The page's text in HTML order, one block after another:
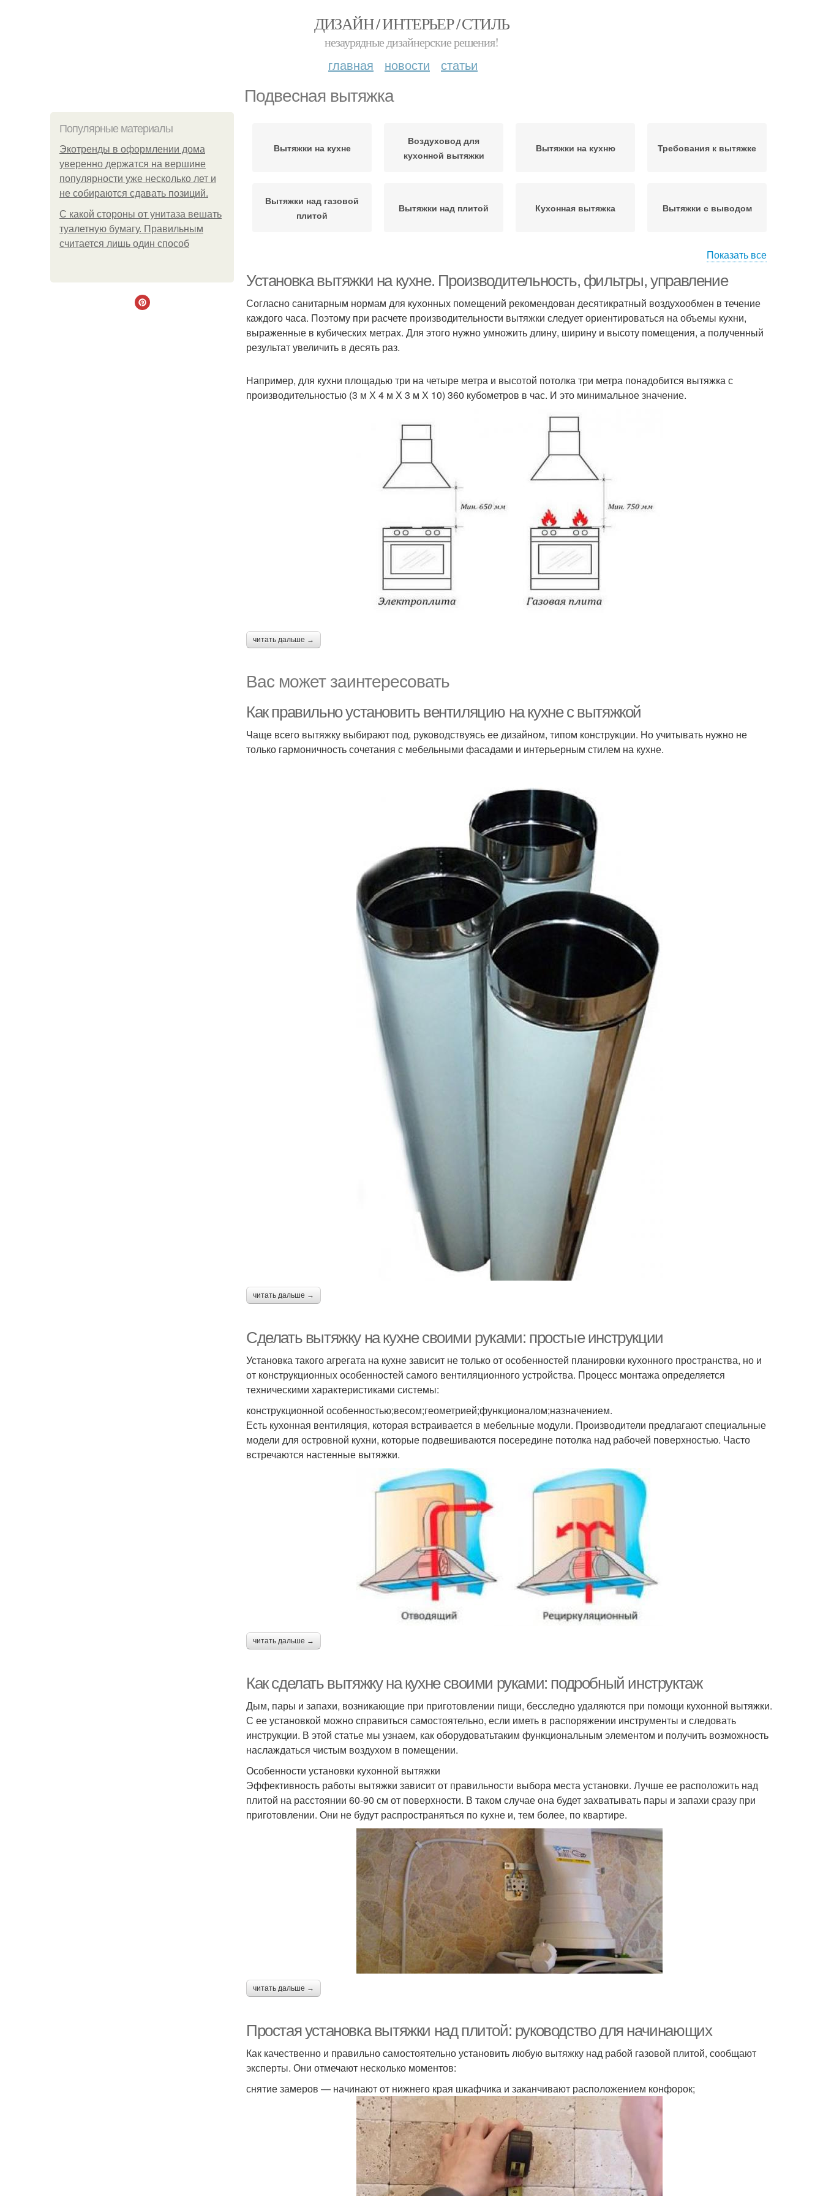
ДИЗАЙН / ИНТЕРЬЕР / СТИЛЬ
незаурядные дизайнерские решения!
главная новости статьи
Подвесная вытяжка
Популярные материалы
Экотренды в оформлении дома
уверенно держатся на вершине
популярности уже несколько лет и
не собираются сдавать позиций.
С какой стороны от унитаза вешать
туалетную бумагу. Правильным
считается лишь один способ
Вытяжки на кухне
Воздуховод для
кухонной вытяжки
Вытяжки на кухню Требования к вытяжке
Вытяжки над газовой
плитой
Вытяжки над плитой Кухонная вытяжка Вытяжки с выводом
Показать все
Установка вытяжки на кухне. Производительность, фильтры, управление
Согласно санитарным нормам для кухонных помещений рекомендован десятикратный воздухообмен в течение
каждого часа. Поэтому при расчете производительности вытяжки следует ориентироваться на объемы кухни,
выраженные в кубических метрах. Для этого нужно умножить длину, ширину и высоту помещения, а полученный
результат увеличить в десять раз.
Например, для кухни площадью три на четыре метра и высотой потолка три метра понадобится вытяжка с
производительностью (3 м Х 4 м Х 3 м Х 10) 360 кубометров в час. И это минимальное значение.
читать дальше →
Вас может заинтересовать
Как правильно установить вентиляцию на кухне с вытяжкой
Чаще всего вытяжку выбирают под, руководствуясь ее дизайном, типом конструкции. Но учитывать нужно не
только гармоничность сочетания с мебельными фасадами и интерьерным стилем на кухне.
читать дальше →
Сделать вытяжку на кухне своими руками: простые инструкции
Установка такого агрегата на кухне зависит не только от особенностей планировки кухонного пространства, но и
от конструкционных особенностей самого вентиляционного устройства. Процесс монтажа определяется
техническими характеристиками системы:
конструкционной особенностью;весом;геометрией;функционалом;назначением.
Есть кухонная вентиляция, которая встраивается в мебельные модули. Производители предлагают специальные
модели для островной кухни, которые подвешиваются посередине потолка над рабочей поверхностью. Часто
встречаются настенные вытяжки.
читать дальше →
Как сделать вытяжку на кухне своими руками: подробный инструктаж
Дым, пары и запахи, возникающие при приготовлении пищи, бесследно удаляются при помощи кухонной вытяжки.
С ее установкой можно справиться самостоятельно, если иметь в распоряжении инструменты и следовать
инструкции. В этой статье мы узнаем, как оборудоватьтаким функциональным элементом и получить возможность
наслаждаться чистым воздухом в помещении.
Особенности установки кухонной вытяжки
Эффективность работы вытяжки зависит от правильности выбора места установки. Лучше ее расположить над
плитой на расстоянии 60-90 см от поверхности. В таком случае она будет захватывать пары и запахи сразу при
приготовлении. Они не будут распространяться по кухне и, тем более, по квартире.
читать дальше →
Простая установка вытяжки над плитой: руководство для начинающих
Как качественно и правильно самостоятельно установить любую вытяжку над рабой газовой плитой, сообщают
эксперты. Они отмечают несколько моментов:
снятие замеров — начинают от нижнего края шкафчика и заканчивают расположением конфорок;